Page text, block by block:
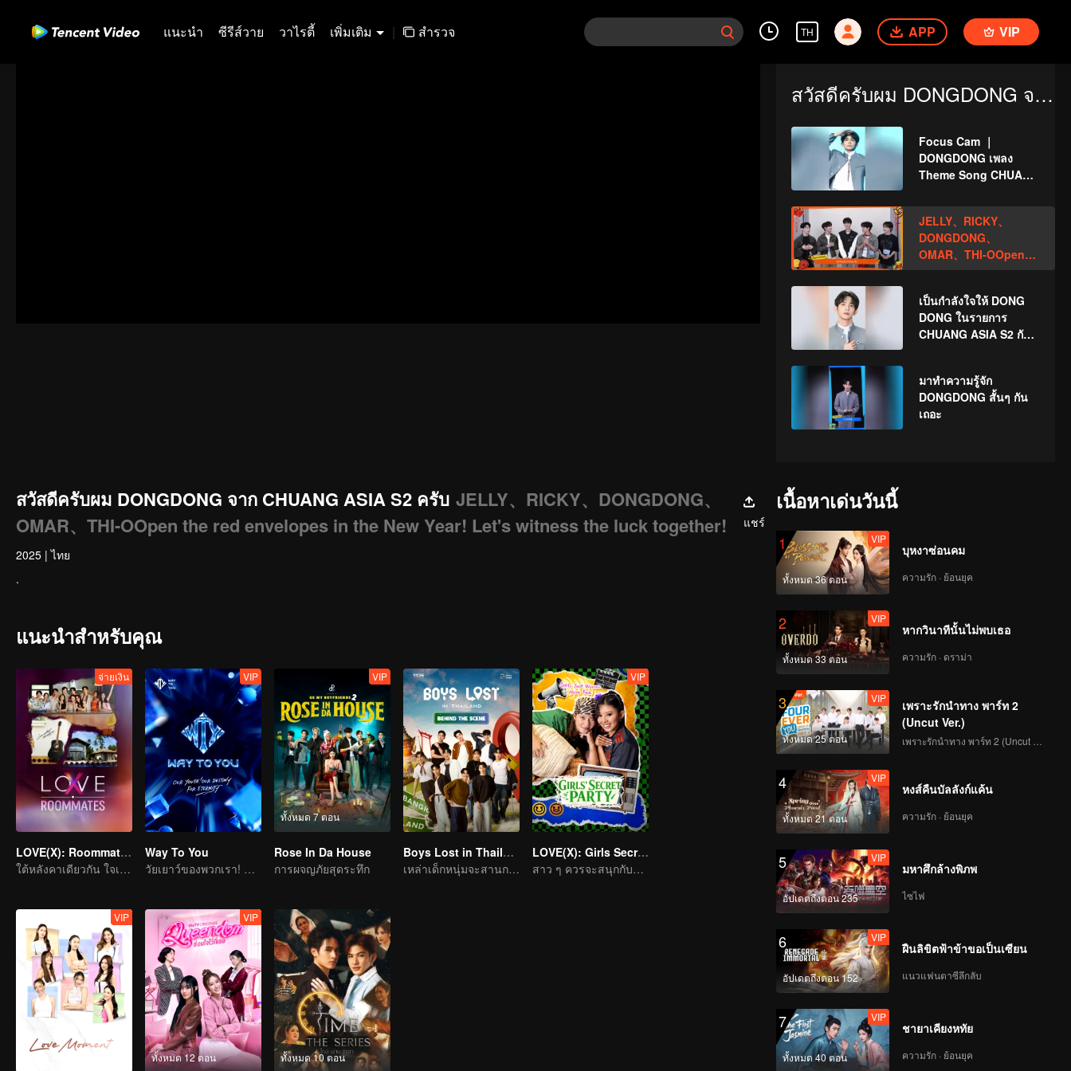
แนะนำ ซีรีส์วาย วาไรตี้ เพิ่มเติม | สำรวจ TH APP VIP
สวัสดีครับผม DONGDONG จาก CHUANG ASIA S2 ครับ
Focus Cam ｜
DONGDONG เพลง
Theme Song CHUANG
JELLY、RICKY、
DONGDONG、
OMAR、THI-OOpen
the red envelopes in
witness the luck
together!
เป็นกำลังใจให้ DONG
DONG ในรายการ
CHUANG ASIA S2 กัน
มาทำความรู้จัก
DONGDONG สั้นๆ กัน
เถอะ
สวัสดีครับผม DONGDONG จาก CHUANG ASIA S2 ครับ JELLY、RICKY、DONGDONG、
OMAR、THI-OOpen the red envelopes in the New Year! Let's witness the luck together!
แชร์
2025 | ไทย
.
แนะนำสำหรับคุณ
จ่ายเงิน
LOVE(X): Roommates
ใต้หลังคาเดียวกัน ใจเต้นระรัว LOVE(X) รูมเมตสเปเชียล
VIP
Way To You
วัยเยาว์ของพวกเรา! พรหมลิขิตของพวกเรา! ตลอดกาล!
ทั้งหมด 7 ตอน
VIP
Rose In Da House
การผจญภัยสุดระทึก
Boys Lost in Thailand·Behind the Scene
เหล่าเด็กหนุ่มจะสานการเดินทางในฝันให้เป็นจริงได้ไหม
VIP
LOVE(X): Girls Secret Party
สาว ๆ ควรจะสนุกกับชีวิตให้เต็มที่
VIP
ทั้งหมด 12 ตอน
VIP
ทั้งหมด 10 ตอน
เนื้อหาเด่นวันนี้
1
ทั้งหมด 36 ตอน
VIP
บุหงาซ่อนคม
ความรัก · ย้อนยุค
2
ทั้งหมด 33 ตอน
VIP
หากวินาทีนั้นไม่พบเธอ
ความรัก · ดราม่า
3
ทั้งหมด 25 ตอน
VIP
เพราะรักนำทาง พาร์ท 2
(Uncut Ver.)
4
ทั้งหมด 21 ตอน
VIP
หงส์คืนบัลลังก์แค้น
ความรัก · ย้อนยุค
5
อัปเดตถึงตอน 235
VIP
มหาศึกล้างพิภพ
ไซไฟ
6
อัปเดตถึงตอน 152
VIP
ฝืนลิขิตฟ้าข้าขอเป็นเซียน
แนวแฟนตาซีลึกลับ
7
ทั้งหมด 40 ตอน
VIP
ชายาเคียงหทัย
ความรัก · ย้อนยุค